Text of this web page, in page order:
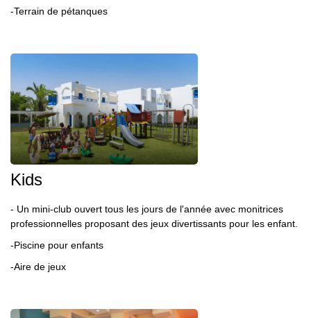
-Terrain de pétanques
Kids
- Un mini-club ouvert tous les jours de l'année avec monitrices
professionnelles proposant des jeux divertissants pour les enfant.
-Piscine pour enfants
-Aire de jeux